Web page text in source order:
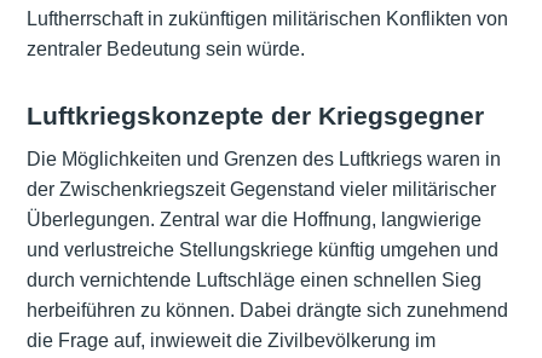
Luftherrschaft in zukünftigen militärischen Konflikten von
zentraler Bedeutung sein würde.
Luftkriegskonzepte der Kriegsgegner
Die Möglichkeiten und Grenzen des Luftkriegs waren in
der Zwischenkriegszeit Gegenstand vieler militärischer
Überlegungen. Zentral war die Hoffnung, langwierige
und verlustreiche Stellungskriege künftig umgehen und
durch vernichtende Luftschläge einen schnellen Sieg
herbeiführen zu können. Dabei drängte sich zunehmend
die Frage auf, inwieweit die Zivilbevölkerung im